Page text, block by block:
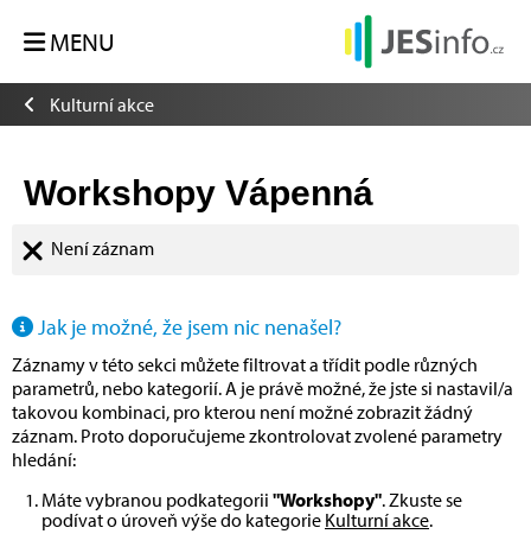
MENU
Kulturní akce
Workshopy Vápenná
Není záznam
Jak je možné, že jsem nic nenašel?
Záznamy v této sekci můžete filtrovat a třídit podle různých
parametrů, nebo kategorií. A je právě možné, že jste si nastavil/a
takovou kombinaci, pro kterou není možné zobrazit žádný
záznam. Proto doporučujeme zkontrolovat zvolené parametry
hledání:
Máte vybranou podkategorii "Workshopy". Zkuste se
podívat o úroveň výše do kategorie Kulturní akce.